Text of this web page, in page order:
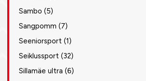
Sambo (5)
Sangpomm (7)
Seeniorsport (1)
Seiklussport (32)
Sillamäe ultra (6)